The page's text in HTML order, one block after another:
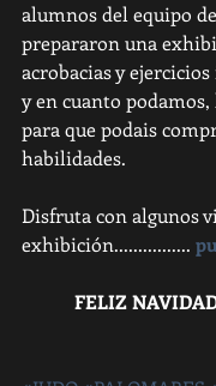
alumnos del equipo
prepararon una
acrobacias y
y en cuanto
para que podais
habilidades.
Disfruta con algunos
exhibición................
FELIZ